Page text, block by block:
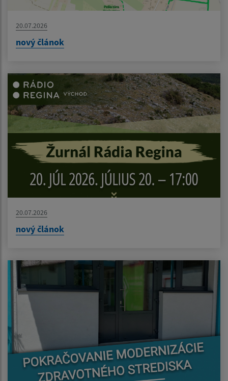
20.07.2026
nový článok
20.07.2026
nový článok